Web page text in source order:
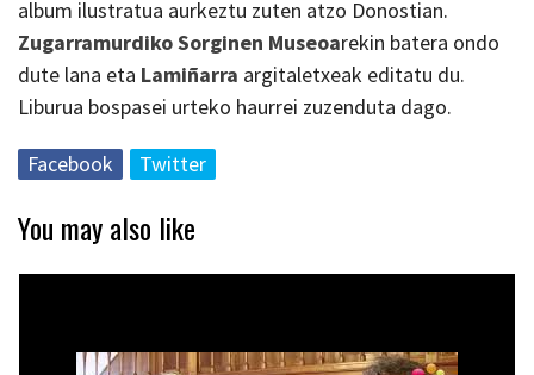
album ilustratua aurkeztu zuten atzo Donostian.
Zugarramurdiko Sorginen Museoarekin batera ondo
dute lana eta Lamiñarra argitaletxeak editatu du.
Liburua bospasei urteko haurrei zuzenduta dago.
Facebook Twitter
You may also like